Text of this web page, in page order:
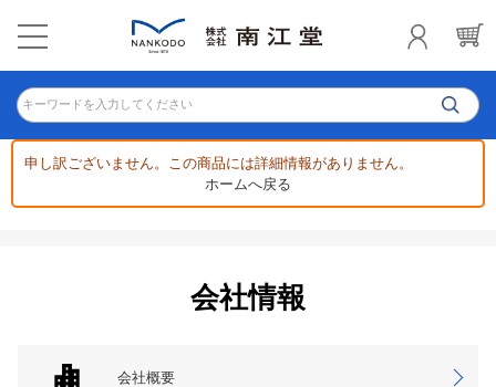
キーワードを入力してください
申し訳ございません。この商品には詳細情報がありません。
ホームへ戻る
会社情報
会社概要